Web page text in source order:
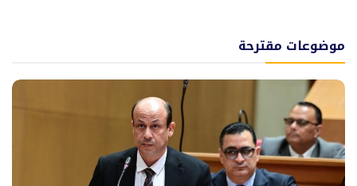
موضوعات مقترحة